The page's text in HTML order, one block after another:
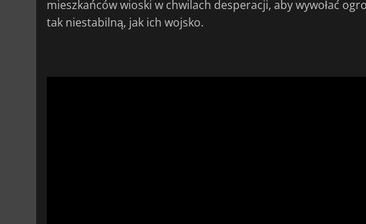
mieszkańców wioski w chwilach desperacji, aby wywołać
tak niestabilną, jak ich wojsko.